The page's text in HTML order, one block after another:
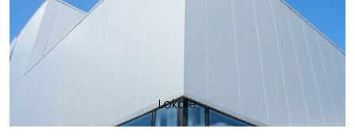
Lokale